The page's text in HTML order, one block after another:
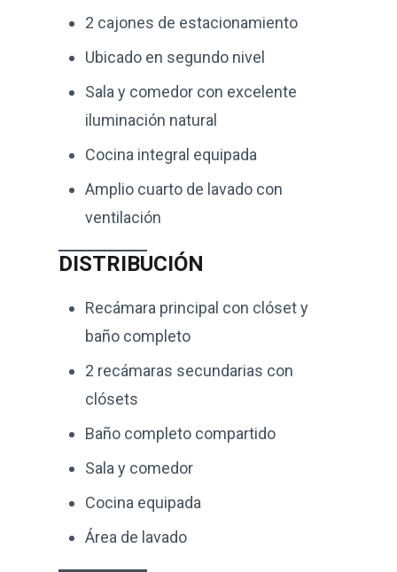
2 cajones de estacionamiento
Ubicado en segundo nivel
Sala y comedor con excelente
iluminación natural
Cocina integral equipada
Amplio cuarto de lavado con
ventilación
DISTRIBUCIÓN
Recámara principal con clóset y
baño completo
2 recámaras secundarias con
clósets
Baño completo compartido
Sala y comedor
Cocina equipada
Área de lavado